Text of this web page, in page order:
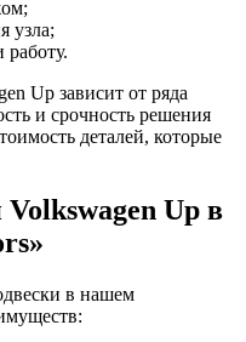
узла;
работу.
Up зависит от ряда
и срочность решения
деталей, которые
Up в
в нашем